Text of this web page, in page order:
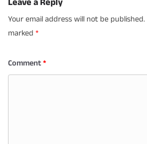
Your email address will not be published.
marked *
Comment*